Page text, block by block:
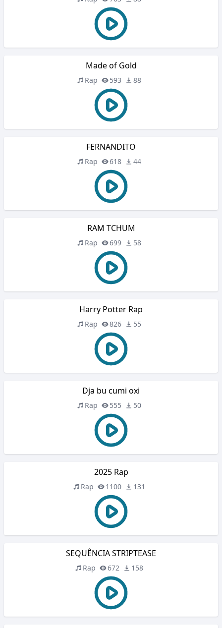
Made of Gold
Rap 593 88
FERNANDITO
Rap 618 44
RAM TCHUM
Rap 699 58
Harry Potter Rap
Rap 826 55
Dja bu cumi oxi
Rap 555 50
2025 Rap
Rap 1100 131
SEQUÊNCIA STRIPTEASE
Rap 672 158